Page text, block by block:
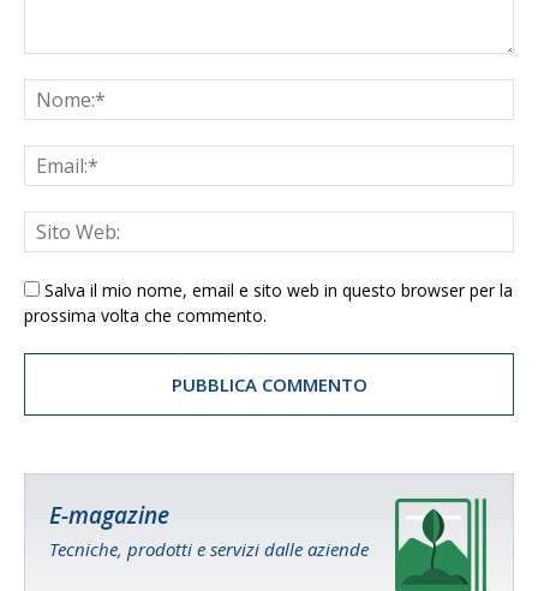
Salva il mio nome, email e sito web in questo browser per la
prossima volta che commento.
E-magazine
Tecniche, prodotti e servizi dalle aziende